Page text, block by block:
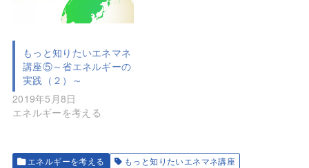
もっと知りたいエネマネ
講座⑤～省エネルギーの
実践（２）～
2019年5月8日
エネルギーを考える
エネルギーを考える もっと知りたいエネマネ講座